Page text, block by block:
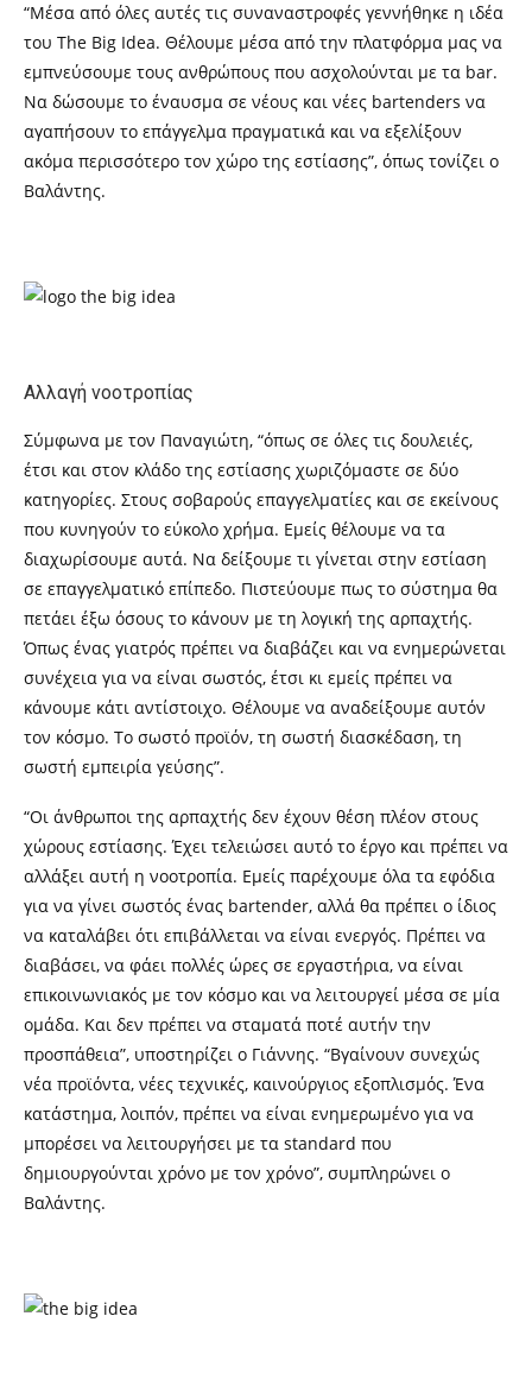
“Μέσα από όλες αυτές τις συναναστροφές γεννήθηκε η ιδέα
του The Big Idea. Θέλουμε μέσα από την πλατφόρμα μας να
εμπνεύσουμε τους ανθρώπους που ασχολούνται με τα bar.
Να δώσουμε το έναυσμα σε νέους και νέες bartenders να
αγαπήσουν το επάγγελμα πραγματικά και να εξελίξουν
ακόμα περισσότερο τον χώρο της εστίασης”, όπως τονίζει ο
Βαλάντης.
Αλλαγή νοοτροπίας
Σύμφωνα με τον Παναγιώτη, “όπως σε όλες τις δουλειές,
έτσι και στον κλάδο της εστίασης χωριζόμαστε σε δύο
κατηγορίες. Στους σοβαρούς επαγγελματίες και σε εκείνους
που κυνηγούν το εύκολο χρήμα. Εμείς θέλουμε να τα
διαχωρίσουμε αυτά. Να δείξουμε τι γίνεται στην εστίαση
σε επαγγελματικό επίπεδο. Πιστεύουμε πως το σύστημα θα
πετάει έξω όσους το κάνουν με τη λογική της αρπαχτής.
Όπως ένας γιατρός πρέπει να διαβάζει και να ενημερώνεται
συνέχεια για να είναι σωστός, έτσι κι εμείς πρέπει να
κάνουμε κάτι αντίστοιχο. Θέλουμε να αναδείξουμε αυτόν
τον κόσμο. Το σωστό προϊόν, τη σωστή διασκέδαση, τη
σωστή εμπειρία γεύσης”.
“Οι άνθρωποι της αρπαχτής δεν έχουν θέση πλέον στους
χώρους εστίασης. Έχει τελειώσει αυτό το έργο και πρέπει να
αλλάξει αυτή η νοοτροπία. Εμείς παρέχουμε όλα τα εφόδια
για να γίνει σωστός ένας bartender, αλλά θα πρέπει ο ίδιος
να καταλάβει ότι επιβάλλεται να είναι ενεργός. Πρέπει να
διαβάσει, να φάει πολλές ώρες σε εργαστήρια, να είναι
επικοινωνιακός με τον κόσμο και να λειτουργεί μέσα σε μία
ομάδα. Και δεν πρέπει να σταματά ποτέ αυτήν την
προσπάθεια”, υποστηρίζει ο Γιάννης. “Βγαίνουν συνεχώς
νέα προϊόντα, νέες τεχνικές, καινούργιος εξοπλισμός. Ένα
κατάστημα, λοιπόν, πρέπει να είναι ενημερωμένο για να
μπορέσει να λειτουργήσει με τα standard που
δημιουργούνται χρόνο με τον χρόνο”, συμπληρώνει ο
Βαλάντης.